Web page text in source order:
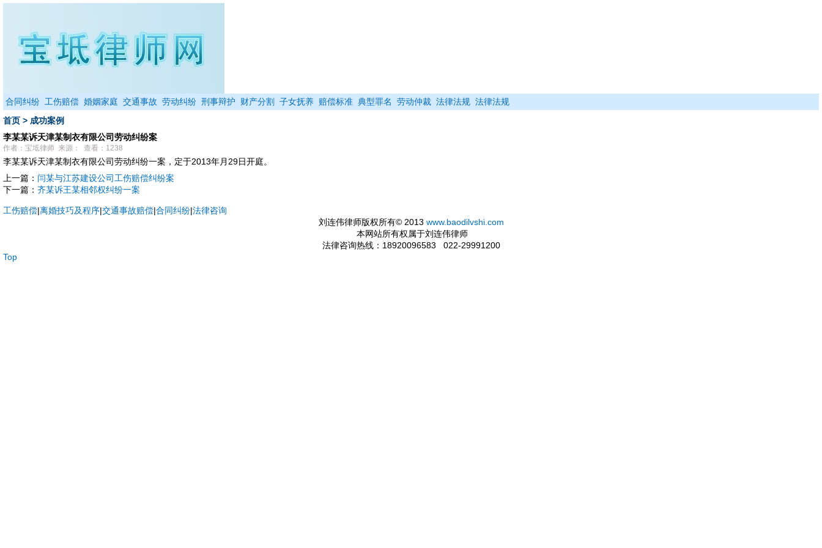
合同纠纷 工伤赔偿 婚姻家庭 交通事故 劳动纠纷 刑事辩护 财产分割 子女抚养 赔偿标准 典型罪名 劳动仲裁 法律法规 法律法规
首页 > 成功案例
李某某诉天津某制衣有限公司劳动纠纷案
作者：宝坻律师 来源： 查看：1238
李某某诉天津某制衣有限公司劳动纠纷一案，定于2013年月29日开庭。
上一篇： 闫某与江苏建设公司工伤赔偿纠纷案
下一篇： 齐某诉王某相邻权纠纷一案
工伤赔偿|离婚技巧及程序|交通事故赔偿|合同纠纷|法律咨询
刘连伟律师版权所有© 2013 www.baodilvshi.com
本网站所有权属于刘连伟律师
法律咨询热线：18920096583 022-29991200
Top